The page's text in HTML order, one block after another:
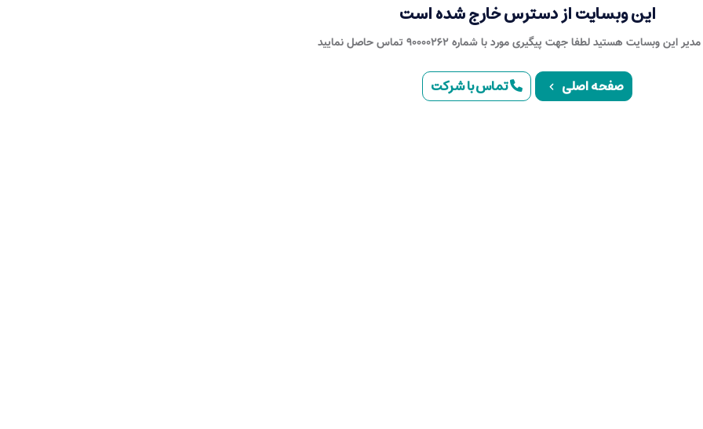
این وبسایت از دسترس خارج شده است
این وبسایت هستید لطفا جهت پیگیری مورد با شماره ۹۰۰۰۰۲۶۲ تماس حاصل نمایید
صفحه اصلی تماس با شرکت